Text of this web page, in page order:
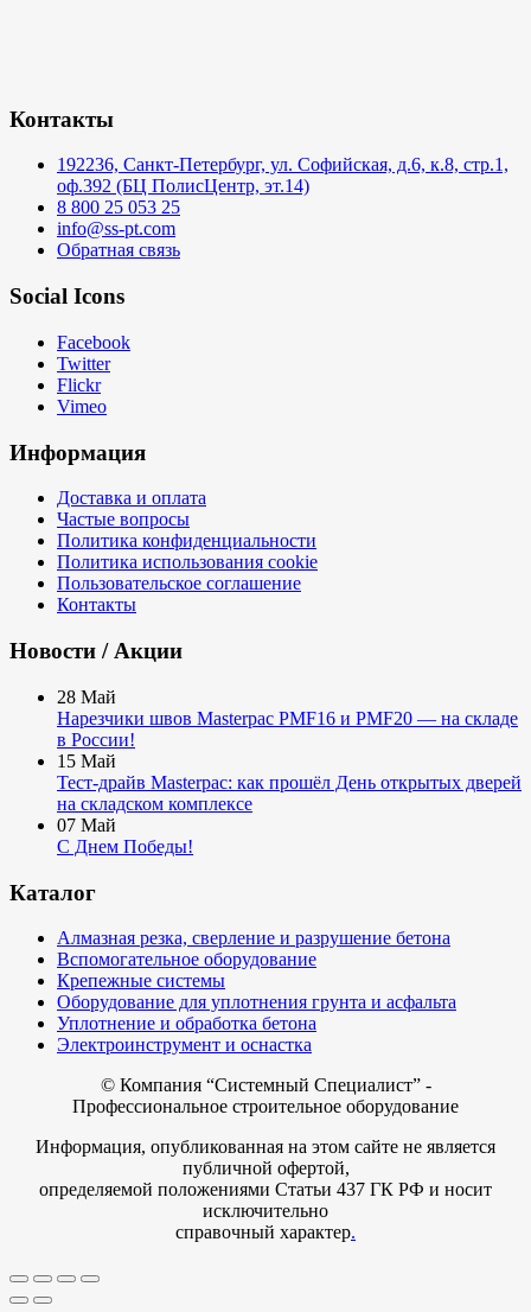
Контакты
192236, Санкт-Петербург, ул. Софийская, д.6, к.8, стр.1,
оф.392 (БЦ ПолисЦентр, эт.14)
8 800 25 053 25
info@ss-pt.com
Обратная связь
Social Icons
Facebook
Twitter
Flickr
Vimeo
Информация
Доставка и оплата
Частые вопросы
Политика конфиденциальности
Политика использования cookie
Пользовательское соглашение
Контакты
Новости / Акции
28 Май
Нарезчики швов Masterpac PMF16 и PMF20 — на складе
в России!
15 Май
Тест-драйв Masterpac: как прошёл День открытых дверей
на складском комплексе
07 Май
С Днем Победы!
Каталог
Алмазная резка, сверление и разрушение бетона
Вспомогательное оборудование
Крепежные системы
Оборудование для уплотнения грунта и асфальта
Уплотнение и обработка бетона
Электроинструмент и оснастка
© Компания “Системный Специалист” -
Профессиональное строительное оборудование
Информация, опубликованная на этом сайте не является
публичной офертой,
определяемой положениями Статьи 437 ГК РФ и носит
исключительно
справочный характер.